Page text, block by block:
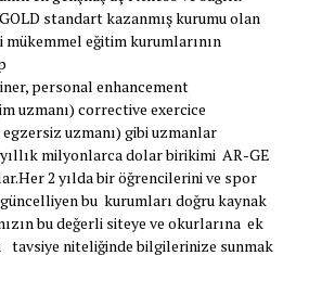
standart kazanmış kurumu olan
mükemmel eğitim kurumlarının
personal enhancement
uzmanı) corrective exercice
uzmanı) gibi uzmanlar
milyonlarca dolar birikimi AR-GE
2 yılda bir öğrencilerini ve spor
bu kurumları doğru kaynak
bu değerli siteye ve okurlarına ek
tavsiye niteliğinde bilgilerinize sunmak